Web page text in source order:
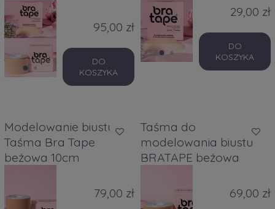
95,00 zł
DO
KOSZYKA
29,00 zł
DO
KOSZYKA
Modelowanie biustu
Taśma Bra Tape
beżowa 10cm
79,00 zł
Taśma do
modelowania biustu
BRATAPE beżowa
69,00 zł